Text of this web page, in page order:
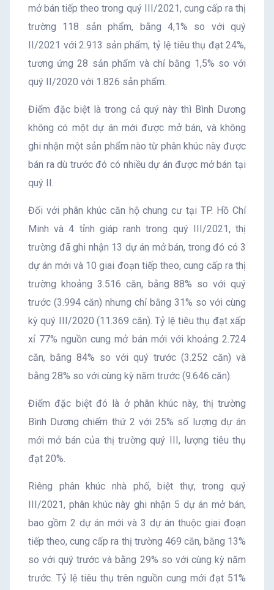
mở bán tiếp theo trong quý III/2021, cung cấp ra thị
trường 118 sản phẩm, bằng 4,1% so với quý
II/2021 với 2.913 sản phẩm, tỷ lệ tiêu thụ đạt 24%,
tương ứng 28 sản phẩm và chỉ bằng 1,5% so với
quý II/2020 với 1.826 sản phẩm.
Điểm đặc biệt là trong cả quý này thì Bình Dương
không có một dự án mới được mở bán, và không
ghi nhận một sản phẩm nào từ phân khúc này được
bán ra dù trước đó có nhiều dự án được mở bán tại
quý II.
Đối với phân khúc căn hộ chung cư tại TP. Hồ Chí
Minh và 4 tỉnh giáp ranh trong quý III/2021, thị
trường đã ghi nhận 13 dự án mở bán, trong đó có 3
dự án mới và 10 giai đoạn tiếp theo, cung cấp ra thị
trường khoảng 3.516 căn, bằng 88% so với quý
trước (3.994 căn) nhưng chỉ bằng 31% so với cùng
kỳ quý III/2020 (11.369 căn). Tỷ lệ tiêu thụ đạt xấp
xỉ 77% nguồn cung mở bán mới với khoảng 2.724
căn, bằng 84% so với quý trước (3.252 căn) và
bằng 28% so với cùng kỳ năm trước (9.646 căn).
Điểm đặc biệt đó là ở phân khúc này, thị trường
Bình Dương chiếm thứ 2 với 25% số lượng dự án
mới mở bán của thị trường quý III, lượng tiêu thụ
đạt 20%.
Riêng phân khúc nhà phố, biệt thự, trong quý
III/2021, phân khúc này ghi nhận 5 dự án mở bán,
bao gồm 2 dự án mới và 3 dự án thuộc giai đoạn
tiếp theo, cung cấp ra thị trường 469 căn, bằng 13%
so với quý trước và bằng 29% so với cùng kỳ năm
trước. Tỷ lệ tiêu thụ trên nguồn cung mới đạt 51%